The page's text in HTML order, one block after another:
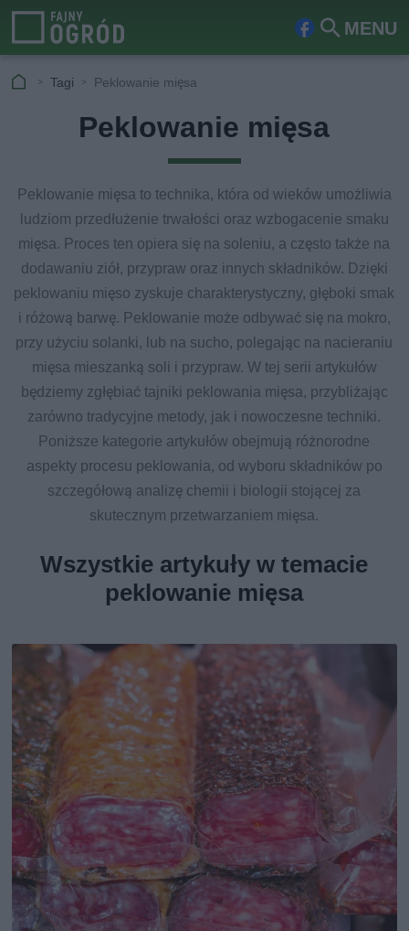
MENU
Fa Szu
Tagi Peklowanie mięsa
Peklowanie mięsa
Peklowanie mięsa to technika, która od wieków umożliwia
ludziom przedłużenie trwałości oraz wzbogacenie smaku
mięsa. Proces ten opiera się na soleniu, a często także na
dodawaniu ziół, przypraw oraz innych składników. Dzięki
peklowaniu mięso zyskuje charakterystyczny, głęboki smak
i różową barwę. Peklowanie może odbywać się na mokro,
przy użyciu solanki, lub na sucho, polegając na nacieraniu
mięsa mieszanką soli i przypraw. W tej serii artykułów
będziemy zgłębiać tajniki peklowania mięsa, przybliżając
zarówno tradycyjne metody, jak i nowoczesne techniki.
Poniższe kategorie artykułów obejmują różnorodne
aspekty procesu peklowania, od wyboru składników po
szczegółową analizę chemii i biologii stojącej za
skutecznym przetwarzaniem mięsa.
Wszystkie artykuły w temacie
peklowanie mięsa